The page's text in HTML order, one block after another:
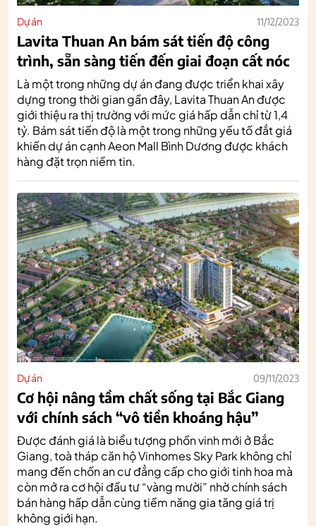
Dự án 11/12/2023
Lavita Thuan An bám sát tiến độ công
trình, sẵn sàng tiến đến giai đoạn cất nóc
Là một trong những dự án đang được triển khai xây
dựng trong thời gian gần đây, Lavita Thuan An được
giới thiệu ra thị trường với mức giá hấp dẫn chỉ từ 1,4
tỷ. Bám sát tiến độ là một trong những yếu tố đắt giá
khiến dự án cạnh Aeon Mall Bình Dương được khách
hàng đặt trọn niềm tin.
Dự án 09/11/2023
Cơ hội nâng tầm chất sống tại Bắc Giang
với chính sách “vô tiền khoáng hậu”
Được đánh giá là biểu tượng phồn vinh mới ở Bắc
Giang, toà tháp căn hộ Vinhomes Sky Park không chỉ
mang đến chốn an cư đẳng cấp cho giới tinh hoa mà
còn mở ra cơ hội đầu tư “vàng mười” nhờ chính sách
bán hàng hấp dẫn cùng tiềm năng gia tăng giá trị
không giới hạn.